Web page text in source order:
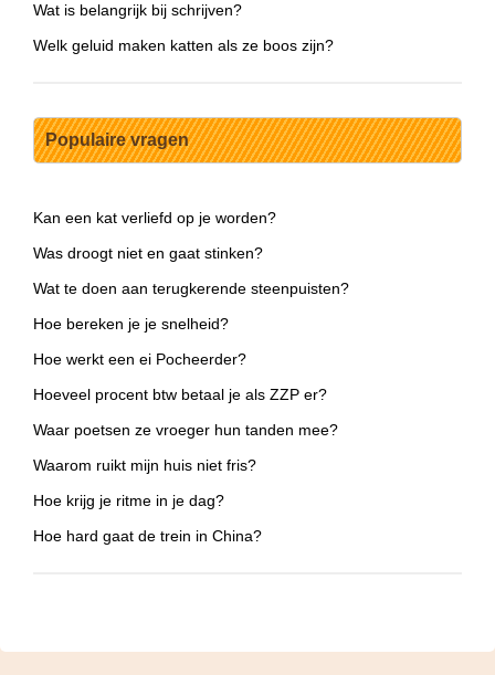
Wat is belangrijk bij schrijven?
Welk geluid maken katten als ze boos zijn?
Populaire vragen
Kan een kat verliefd op je worden?
Was droogt niet en gaat stinken?
Wat te doen aan terugkerende steenpuisten?
Hoe bereken je je snelheid?
Hoe werkt een ei Pocheerder?
Hoeveel procent btw betaal je als ZZP er?
Waar poetsen ze vroeger hun tanden mee?
Waarom ruikt mijn huis niet fris?
Hoe krijg je ritme in je dag?
Hoe hard gaat de trein in China?